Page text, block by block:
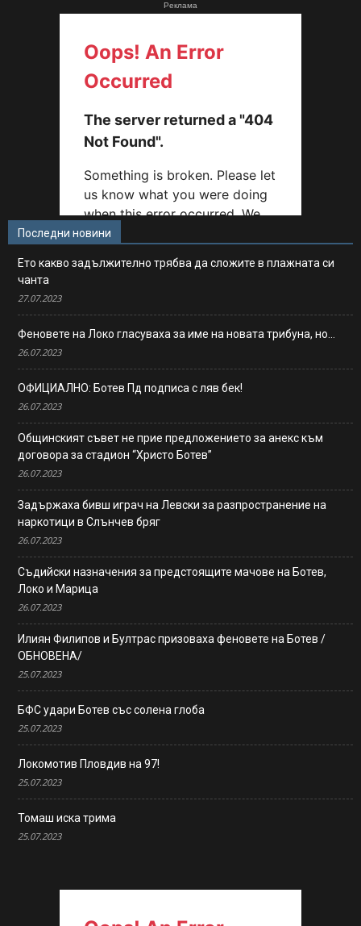
Реклама
Последни новини
Ето какво задължително трябва да сложите в плажната си
чанта
27.07.2023
Феновете на Локо гласуваха за име на новата трибуна, но…
26.07.2023
ОФИЦИАЛНО: Ботев Пд подписа с ляв бек!
26.07.2023
Общинският съвет не прие предложението за анекс към
договора за стадион “Христо Ботев”
26.07.2023
Задържаха бивш играч на Левски за разпространение на
наркотици в Слънчев бряг
26.07.2023
Съдийски назначения за предстоящите мачове на Ботев,
Локо и Марица
26.07.2023
Илиян Филипов и Бултрас призоваха феновете на Ботев /
ОБНОВЕНА/
25.07.2023
БФС удари Ботев със солена глоба
25.07.2023
Локомотив Пловдив на 97!
25.07.2023
Томаш иска трима
25.07.2023